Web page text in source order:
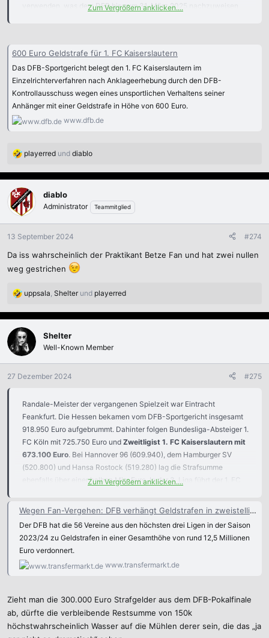
verwenden, was dem DFB bis zum 31. März 2025 nachzuweisen
4. August 2024 brannten Kaiserslauterer Zuschauer ein
Bengalisches Feuer ab.
Der Verein hat dem Urteil zugestimmt, das Urteil ist damit
rechtskräftig.
Zum Vergrößern anklicken....
600 Euro Geldstrafe für 1. FC Kaiserslautern
Das DFB-Sportgericht belegt den 1. FC Kaiserslautern im
Einzelrichterverfahren nach Anklageerhebung durch den DFB-
Kontrollausschuss wegen eines unsportlichen Verhaltens seiner
Anhänger mit einer Geldstrafe in Höhe von 600 Euro.
www.dfb.de
R
a
k
t
i
o
n
n
:
playerred und diablo
diablo
Administrator Teammitglied
13 September 2024 #274
Da iss wahrscheinlich der Praktikant Betze Fan und hat zwei nullen
weg gestrichen
R
a
k
i
o
n
uppsala Shelter und playerred
Shelter
Well-Known Member
27 Dezember 2024 #275
Randale-Meister der vergangenen Spielzeit war Eintracht
Feankfurt. Die Hessen bekamen vom DFB-Sportgericht insgesamt
918.950 Euro aufgebrummt. Dahinter folgen Bundesliga-Absteiger 1.
FC Köln mit 725.750 Euro und Zweitligist 1. FC Kaiserslautern mit
673.100 Euro. Bei Hannover 96 (609.940), dem Hamburger SV
(520.800) und Hansa Rostock (519.280) lag die Strafsumme
ebenfalls über einer halben Mio. Euro. In der 3. Liga führt der 1. FC
Strafen für gewaltpräventive Maßnahmen verwenden dürfen,
landeten schlussendlich nur knapp 8 Mio. Euro auf dem Konto
des Verbandes. Frankfurt überwies als trauriger Spitzenreiter
614.250 Euro. Köln zahlte tatsächlich 489.180 Euro, der FCK
455.600 Euro.
Zum Vergrößern anklicken....
Wegen Fan-Vergehen: DFB verhängt Geldstrafen in zweistelliger Millionenhöhe
Der DFB hat die 56 Vereine aus den höchsten drei Ligen in der Saison
2023/24 zu Geldstrafen in einer Gesamthöhe von rund 12,5 Millionen
Euro verdonnert.
www.transfermarkt.de
Zieht man die 300.000 Euro Strafgelder aus dem DFB-Pokalfinale
ab, dürfte die verbleibende Restsumme von 150k
höchstwahrscheinlich Wasser auf die Mühlen derer sein, die das „ja